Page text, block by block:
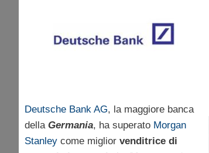
Deutsche Bank AG, la maggiore banca
della Germania, ha superato Morgan
Stanley come miglior venditrice di